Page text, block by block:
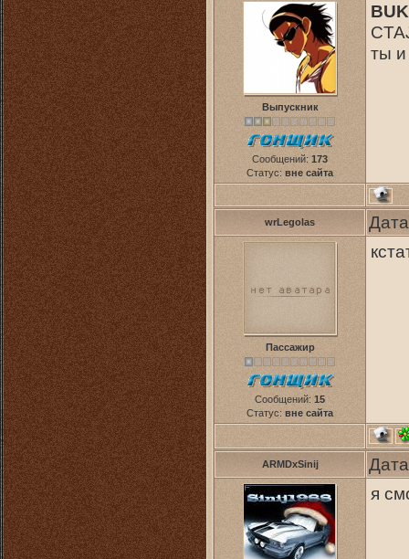
Выпускник
Сообщений: 173
Статус: вне сайта
ты и
wrLegolas
Пассажир
Сообщений: 15
Статус: вне сайта
ARMDxSinij
я